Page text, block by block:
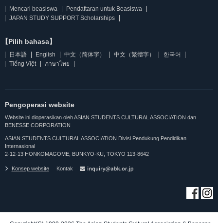
Mencari beasiswa
Pendaftaran untuk Beasiswa
JAPAN STUDY SUPPORT Scholarships
【Pilih bahasa】
日本語 English 中文（简体字） 中文（繁體字）
한국어
Tiếng Việt
ภาษาไทย
Pengoperasi website
Website ini dioperasikan oleh ASIAN STUDENTS CULTURAL ASSOCIATION dan
BENESSE CORPORATION
ASIAN STUDENTS CULTURAL ASSOCIATION Divisi Pendukung Pendidikan
Internasional
2-12-13 HONKOMAGOME, BUNKYO-KU, TOKYO 113-8642
Konsep website Kontak